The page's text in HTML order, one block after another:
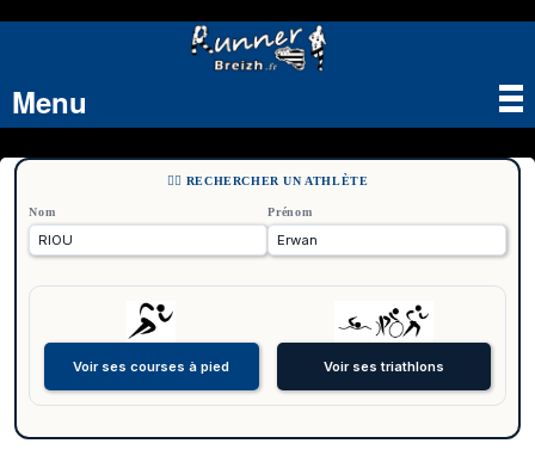
Menu
🏃‍♂️ RECHERCHER UN ATHLÈTE
Nom Prénom